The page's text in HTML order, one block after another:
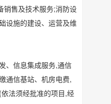
销售及技术服务;消防设
设施的建设、运营及维
、信息集成服务,通信
通信基站、机房电费,
法须经批准的项目,经